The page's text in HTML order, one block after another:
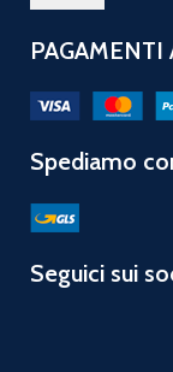
PAGAMENTI
Spediamo
Seguici sui